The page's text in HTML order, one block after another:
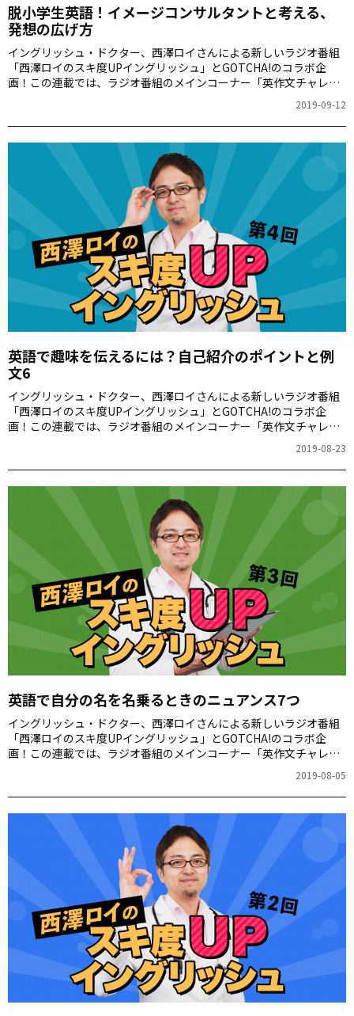
脱小学生英語！イメージコンサルタントと考える、
発想の広げ方
イングリッシュ・ドクター、西澤ロイさんによる新しいラジオ番組
「西澤ロイのスキ度UPイングリッシュ」とGOTCHA!のコラボ企
画！この連載では、ラジオ番組のメインコーナー「英作文チャレン
ジ」で、番組のゲストや一般の方が Twitter で回答した楽しいフレ
2019-09-12
英語で趣味を伝えるには？自己紹介のポイントと例
文6
イングリッシュ・ドクター、西澤ロイさんによる新しいラジオ番組
「西澤ロイのスキ度UPイングリッシュ」とGOTCHA!のコラボ企
画！この連載では、ラジオ番組のメインコーナー「英作文チャレン
ジ」で、番組のゲストや一般の方がTwitterで回答した楽しいフレー
2019-08-23
英語で自分の名を名乗るときのニュアンス7つ
イングリッシュ・ドクター、西澤ロイさんによる新しいラジオ番組
「西澤ロイのスキ度UPイングリッシュ」とGOTCHA!のコラボ企
画！この連載では、ラジオ番組のメインコーナー「英作文チャレン
ジ」で、番組のゲストや一般の方がTwitterで回答した楽しいフレー
2019-08-05